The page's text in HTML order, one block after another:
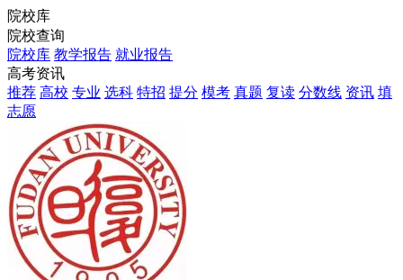
院校库
院校查询
院校库 教学报告 就业报告
高考资讯
推荐 高校 专业 选科 特招 提分 模考 真题 复读 分数线 资讯 填
志愿